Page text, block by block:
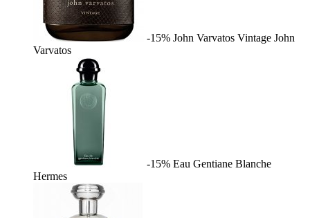
-15% John Varvatos Vintage John
Varvatos
-15% Eau Gentiane Blanche
Hermes